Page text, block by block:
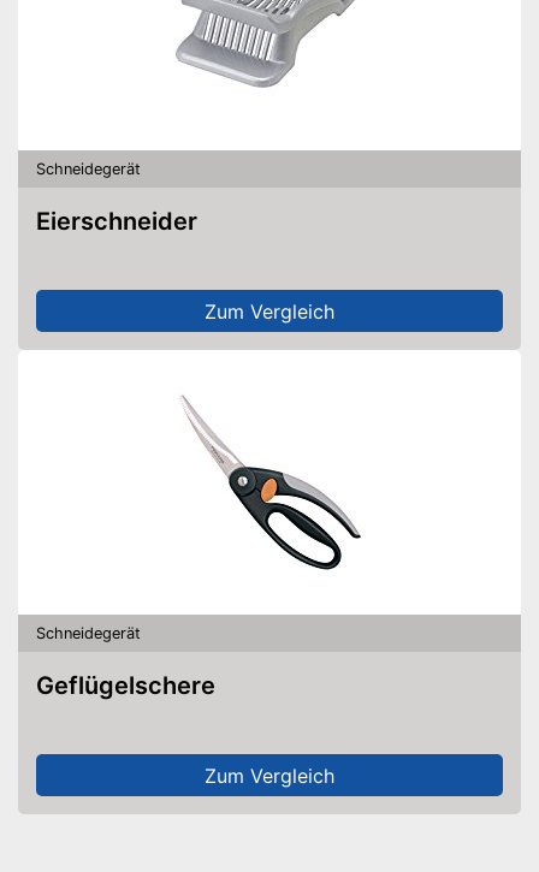
Schneidegerät
Eierschneider
Zum Vergleich
Schneidegerät
Geflügelschere
Zum Vergleich